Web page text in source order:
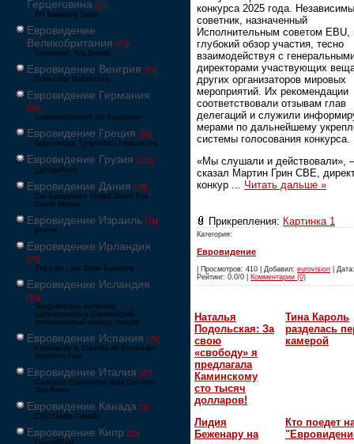
Герцеговина [21]
BH Eurosong Show
Евровидение
Великобритания [67]
Eurovision: You Decide
Евровидение Венгрия [22]
Eurovíziós Dalfesztivá
Евровидение Германия
[80]
Liederwettbewerb der Eurovision
Евровидение Греция [52]
Διαγωνισμός Τραγουδιού Ευρώεικονα
Евровидение Грузия [122]
ევროვიზიის
Евровидение Дания [29]
Det Europæiske Melodi Grand Prix
Dansk Melodi
Евровидение Израиль [71]
‏אירוויזיון
Евровидение Ирландия
[27]
The Late Late Show Eurosong
Евровидение Исландия
[21]
Söngvakeppni evrópskra
sjónvarpsstöðva Европейский
телевизионный конкурс певцов
Евровидение Испания [79]
Festival de la Canción de Eurovisión
Benidorm Fest
Евровидение Италия [27]
Concorso Eurovisione della Canzone
San Remo
Евровидение Канада [3]
CBC/Radio-Canada
Евровидение Кипр [52]
Γιουροβίζιον
конкурса 2025 года.
советник, назначенный
Исполнительным советом EBU,
глубокий обзор участия, тесно
взаимодействуя с
директорами участвующих
других организаторов мировых
мероприятий. Их рекомендации
соответствовали отзывам глав
делегаций и служили
мерами по дальнейшему
системы голосования конкурса.
«Мы слушали и действовали»,
сказал Мартин Грин CBE,
конкур
Читать дальше »
Прикрепления: Картинка 1
Категория:
Евровидение
| Просмотров: 410 | Добавил: eurovision |
Рейтинг: 0.0/0 | Комментарии (0)
Наталья
Подольская: За
свою
«свободу» я
предлагала
Каминскому
сто тысяч
долларов!
Тина Кароль
разделась
камерой
Лидия
Беженару на
Кто поедет